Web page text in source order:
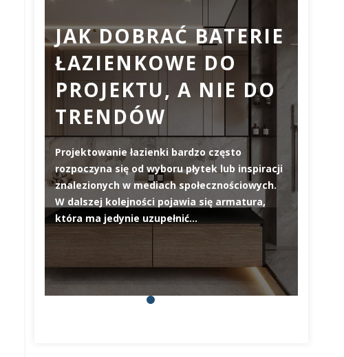
JAK DOBRAĆ BATERIE
ŁAZIENKOWE DO
PROJEKTU, A NIE DO
TRENDÓW
Projektowanie łazienki bardzo często
rozpoczyna się od wyboru płytek lub inspiracji
znalezionych w mediach społecznościowych.
W dalszej kolejności pojawia się armatura,
która ma jedynie uzupełnić…